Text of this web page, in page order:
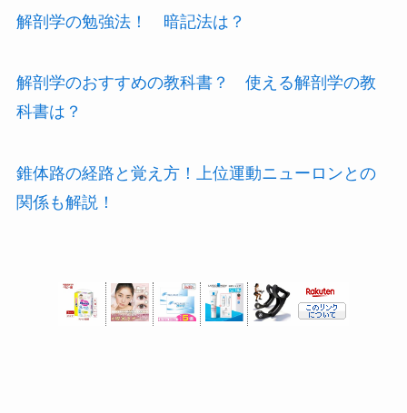
解剖学の勉強法！ 暗記法は？
解剖学のおすすめの教科書？ 使える解剖学の教
科書は？
錐体路の経路と覚え方！上位運動ニューロンとの
関係も解説！